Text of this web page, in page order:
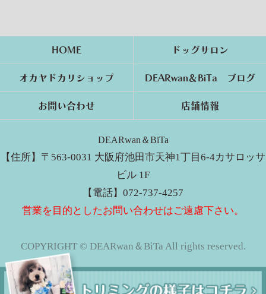
HOME ドッグサロン
オカヤドカリショップ DEARwan＆BiTa ブログ
お問い合わせ 店舗情報
DEARwan＆BiTa
【住所】〒563-0031 大阪府池田市天神1丁目6-4カサロッサ
ビル 1F
【電話】072-737-4257
営業を目的としたお問い合わせはご遠慮下さい。
COPYRIGHT © DEARwan＆BiTa All rights reserved.